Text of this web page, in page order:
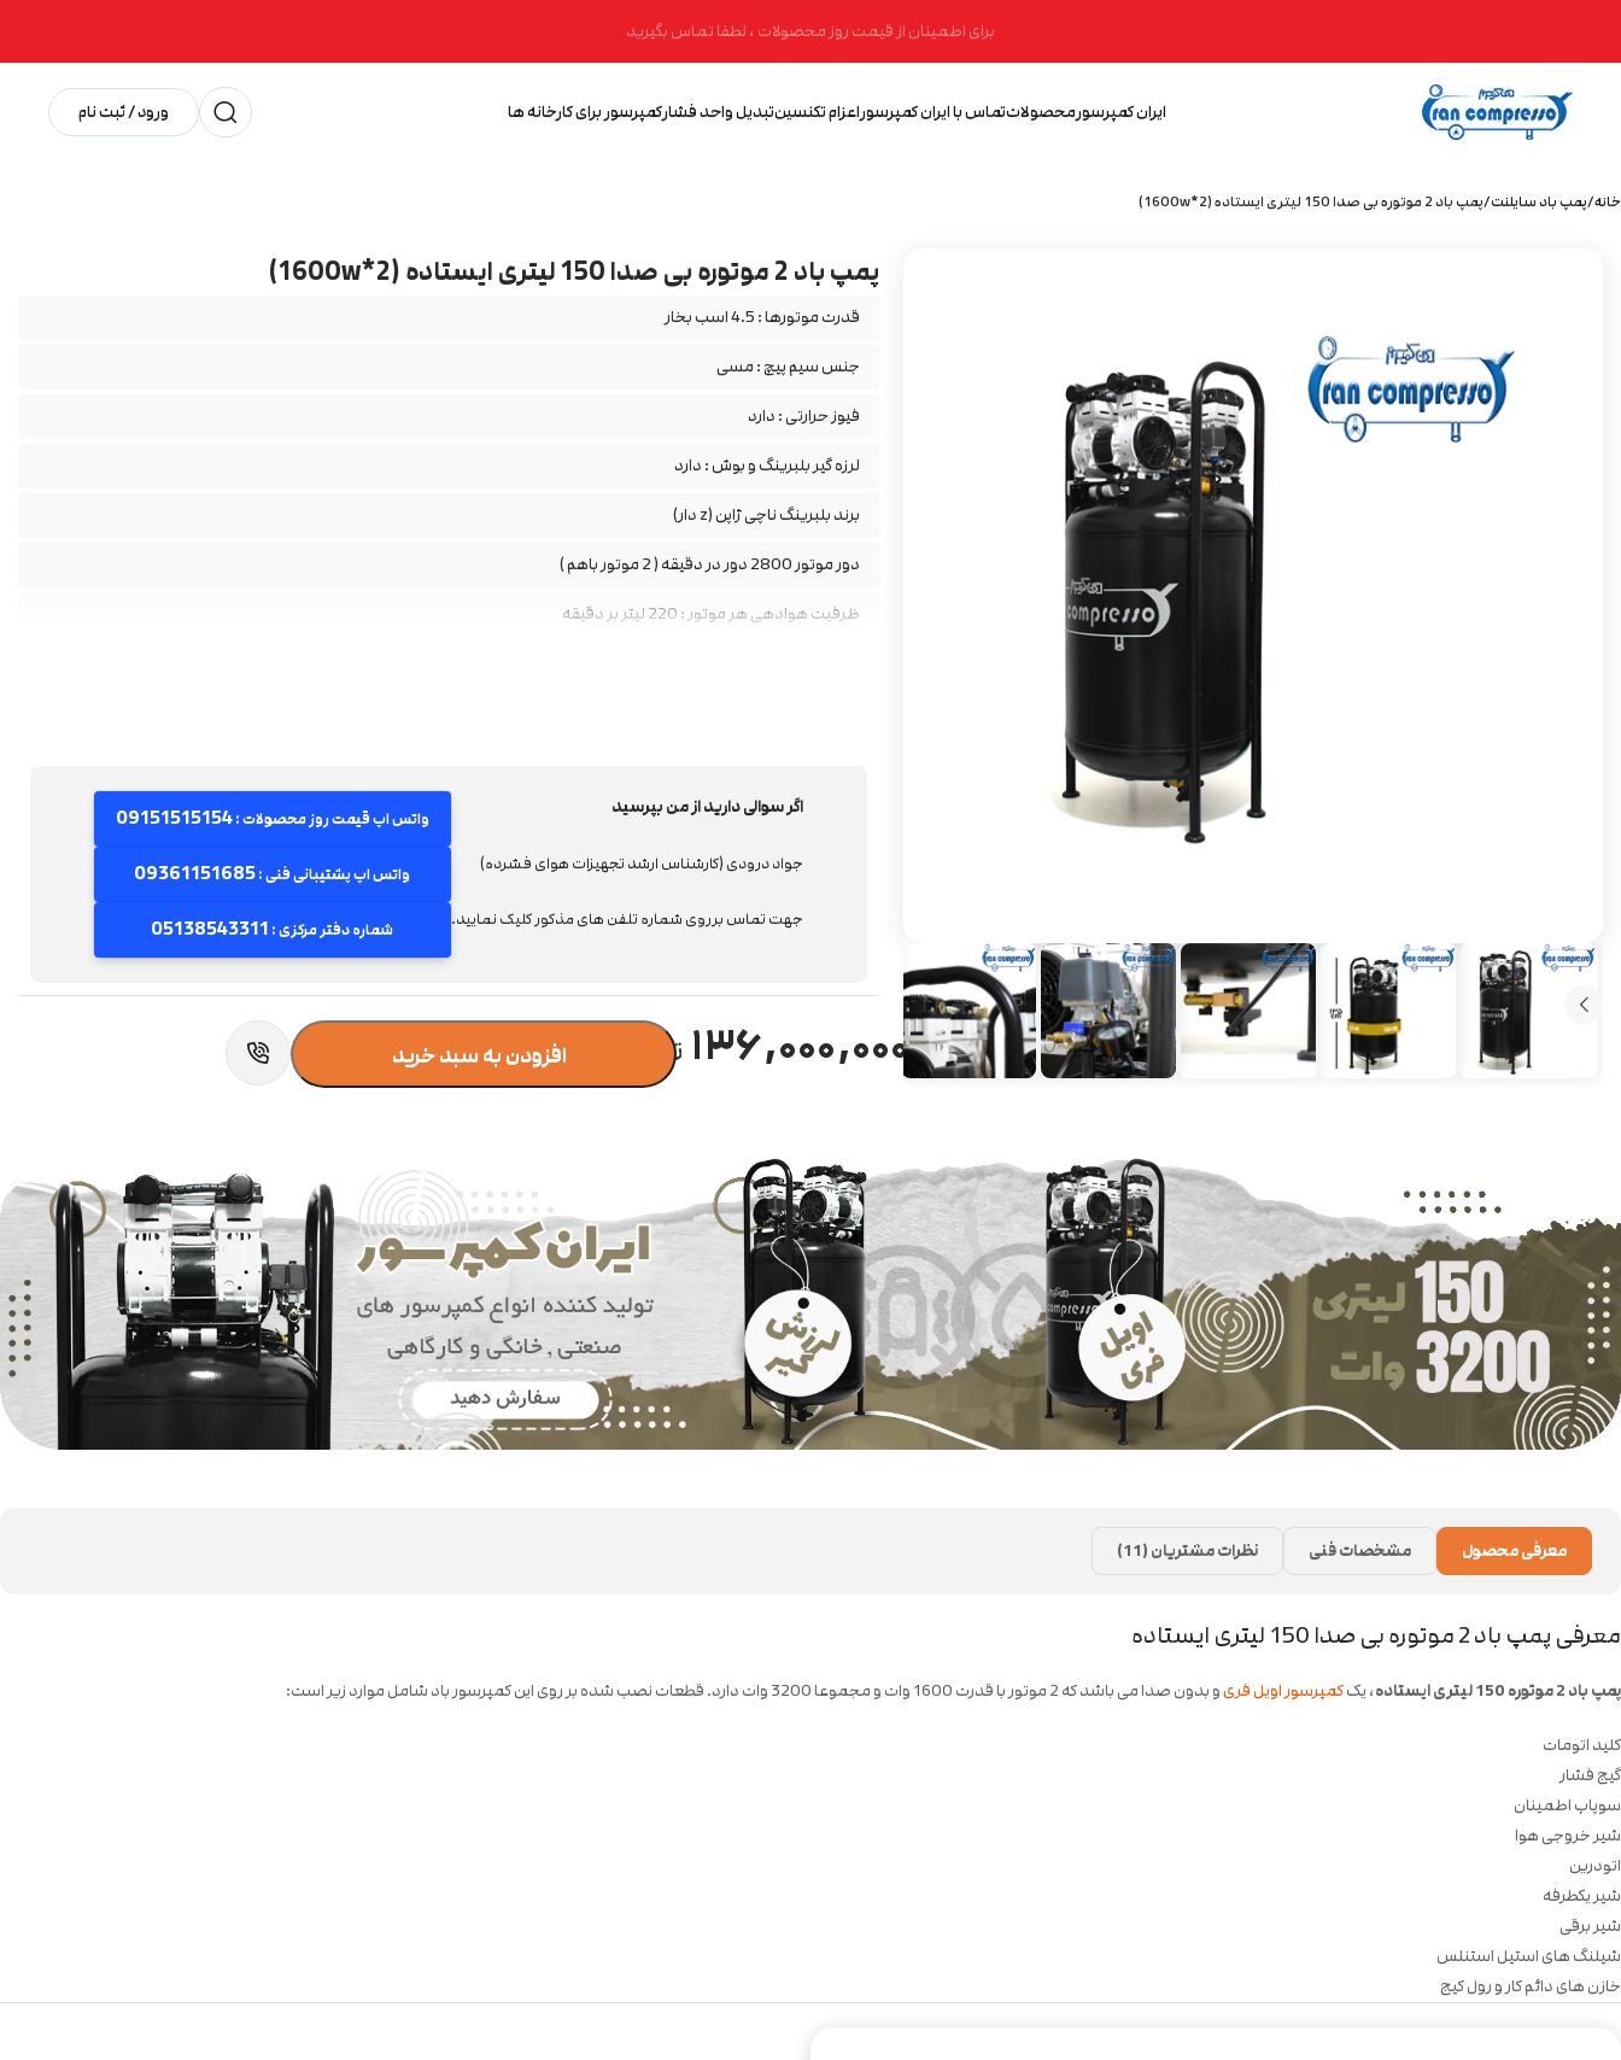
برای اطمینان از قیمت روز محصولات ، لطفا تماس بگیرید
ایران کمپرسورمحصولاتتماس با ایران کمپرسوراعزام تکنسینتبدیل واحد فشارکمپرسور برای کارخانه ها ورود / ثبت نام
خانه پمپ باد سایلنت پمپ باد 2 موتوره بی صدا 150 لیتری ایستاده (2*1600w)
پمپ باد 2 موتوره بی صدا 150 لیتری ایستاده (2*1600w)
قدرت موتورها : 4.5 اسب بخار
جنس سیم پیچ : مسی
فیوز حرارتی : دارد
لرزه گیر بلبرینگ و بوش : دارد
برند بلبرینگ ناچی ژاپن (z دار)
دور موتور 2800 دور در دقیقه ( 2 موتور باهم )
ظرفیت هوادهی هر موتور : 220 لیتر بر دقیقه
دارای شیر یکطرفه برای هر موتور
دارای هیت سینک دوبل برای هر سیلندر
دارای رول کیج برای محافظت از موتور و قطعات
اگر سوالی دارید از من بپرسید
جواد درودی (کارشناس ارشد تجهیزات هوای فشرده)
جهت تماس برروی شماره تلفن های مذکور کلیک نمایید.
واتس اپ قیمت روز محصولات :09151515154
واتس اپ پشتیبانی فنی :09361151685
شماره دفتر مرکزی : 05138543311
۱۳۶,۰۰۰,۰۰۰ افزودن به سبد خرید
معرفی محصول مشخصات فنی نظرات مشتریان (11)
معرفی پمپ باد 2 موتوره بی صدا 150 لیتری ایستاده
پمپ باد 2 موتوره 150 لیتری ایستاده ، یککمپرسور اویل فریو بدون صدا می باشد که 2 موتور با قدرت 1600 وات و مجموعا 3200 وات دارد. قطعات نصب شده بر روی این کمپرسور باد شامل موارد زیر است:
کلید اتومات
گیج فشار
سوپاپ اطمینان
شیر خروجی هوا
اتودرین
شیر یکطرفه
شیر برقی
شیلنگ های استیل استنلس
خازن های دائم کار و رول کیج